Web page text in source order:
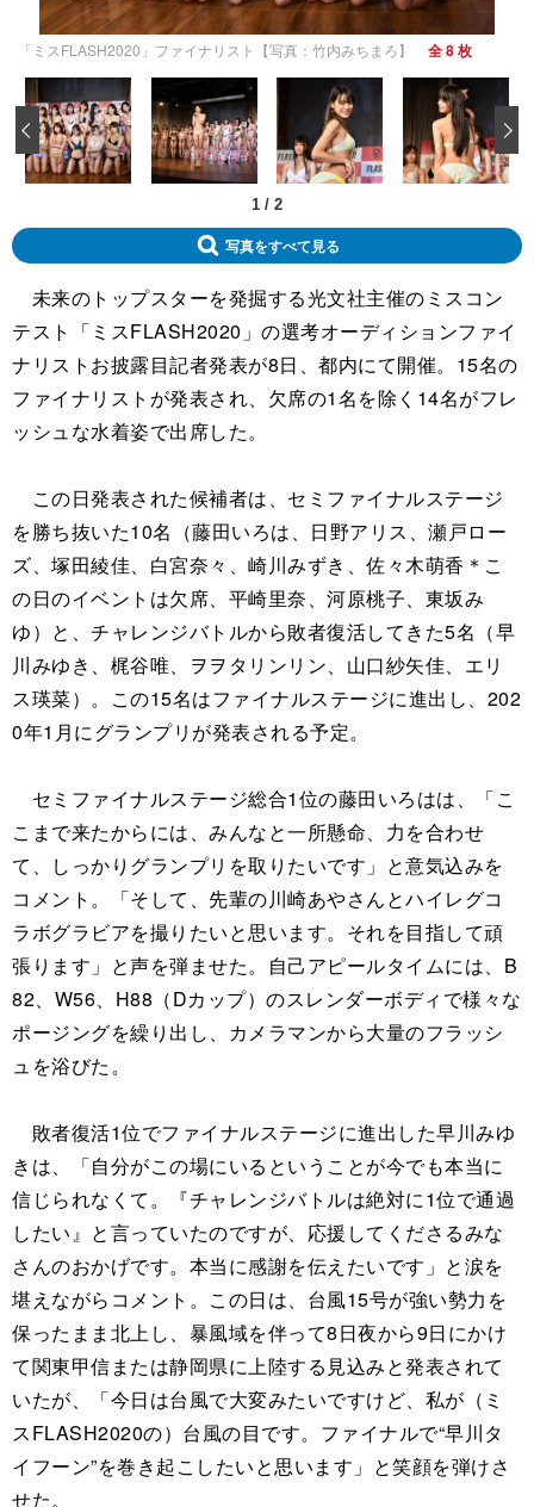
「ミスFLASH2020」ファイナリスト【写真：竹内みちまろ】 全 8 枚
1 / 2
‹
写真をすべて見る
未来のトップスターを発掘する光文社主催のミスコン
テスト「ミスFLASH2020」の選考オーディションファイ
ナリストお披露目記者発表が8日、都内にて開催。15名の
ファイナリストが発表され、欠席の1名を除く14名がフレ
ッシュな水着姿で出席した。
この日発表された候補者は、セミファイナルステージ
を勝ち抜いた10名（藤田いろは、日野アリス、瀬戸ロー
ズ、塚田綾佳、白宮奈々、崎川みずき、佐々木萌香＊こ
の日のイベントは欠席、平崎里奈、河原桃子、東坂み
ゆ）と、チャレンジバトルから敗者復活してきた5名（早
川みゆき、梶谷唯、ヲヲタリンリン、山口紗矢佳、エリ
ス瑛菜）。この15名はファイナルステージに進出し、202
0年1月にグランプリが発表される予定。
セミファイナルステージ総合1位の藤田いろはは、「こ
こまで来たからには、みんなと一所懸命、力を合わせ
て、しっかりグランプリを取りたいです」と意気込みを
コメント。「そして、先輩の川崎あやさんとハイレグコ
ラボグラビアを撮りたいと思います。それを目指して頑
張ります」と声を弾ませた。自己アピールタイムには、B
82、W56、H88（Dカップ）のスレンダーボディで様々な
ポージングを繰り出し、カメラマンから大量のフラッシ
ュを浴びた。
敗者復活1位でファイナルステージに進出した早川みゆ
きは、「自分がこの場にいるということが今でも本当に
信じられなくて。『チャレンジバトルは絶対に1位で通過
したい』と言っていたのですが、応援してくださるみな
さんのおかげです。本当に感謝を伝えたいです」と涙を
堪えながらコメント。この日は、台風15号が強い勢力を
保ったまま北上し、暴風域を伴って8日夜から9日にかけ
て関東甲信または静岡県に上陸する見込みと発表されて
いたが、「今日は台風で大変みたいですけど、私が（ミ
スFLASH2020の）台風の目です。ファイナルで“早川タ
イフーン”を巻き起こしたいと思います」と笑顔を弾けさ
せた。